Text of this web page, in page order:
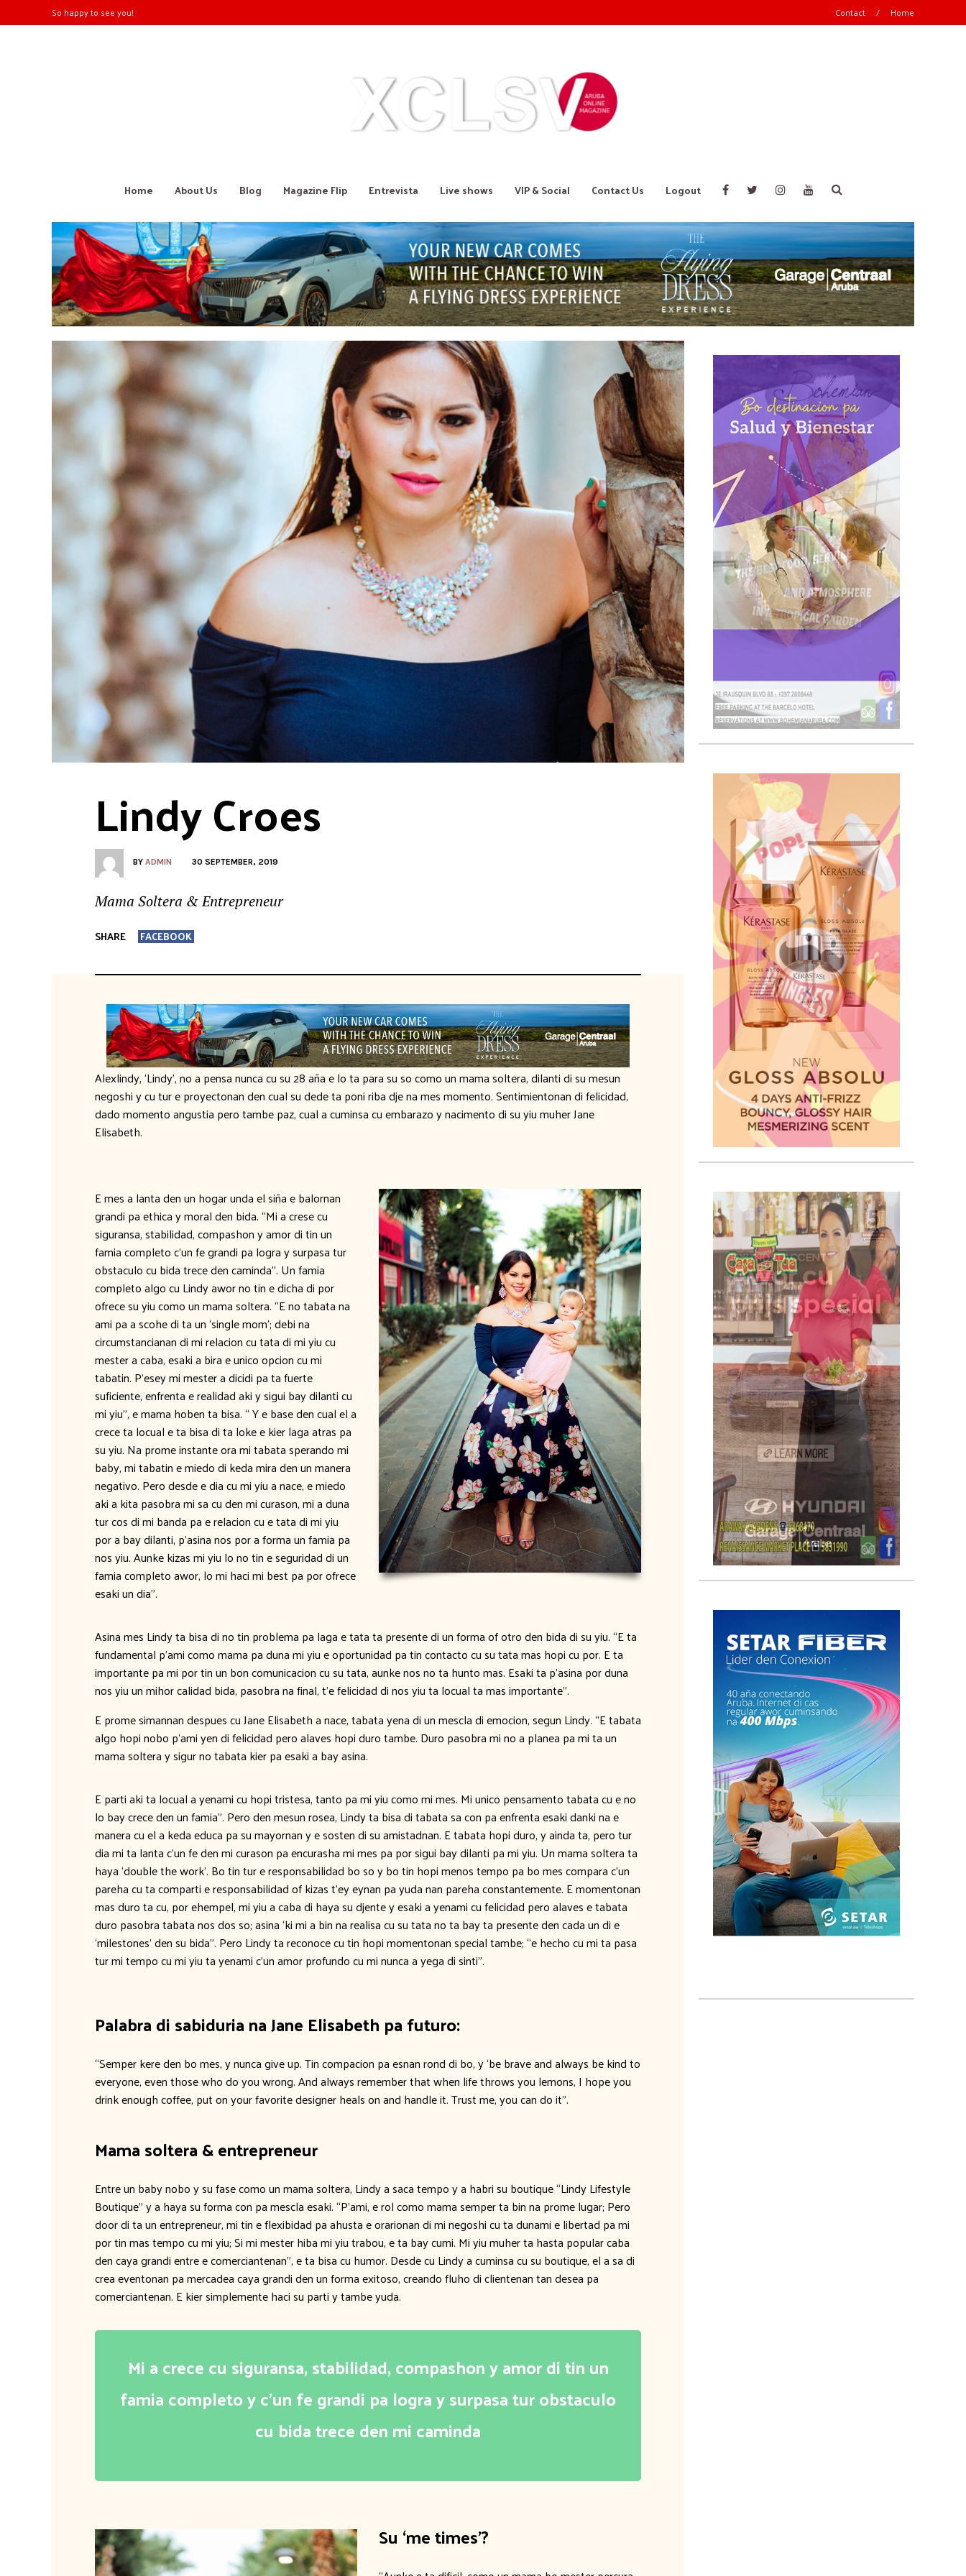
So happy to see you! Contact / Home
Home About Us Blog Magazine Flip Entrevista Live shows VIP & Social Contact Us Logout
Lindy Croes
BY ADMIN 30 SEPTEMBER, 2019
Mama Soltera & Entrepreneur
SHARE FACEBOOK
Alexlindy, ‘Lindy’, no a pensa nunca cu su 28 aña e lo ta para su so como un mama soltera, dilanti di su mesun
negoshi y cu tur e proyectonan den cual su dede ta poni riba dje na mes momento. Sentimientonan di felicidad,
dado momento angustia pero tambe paz, cual a cuminsa cu embarazo y nacimento di su yiu muher Jane
Elisabeth.
E mes a lanta den un hogar unda el siña e balornan
grandi pa ethica y moral den bida. “Mi a crese cu
siguransa, stabilidad, compashon y amor di tin un
famia completo c’un fe grandi pa logra y surpasa tur
obstaculo cu bida trece den caminda”. Un famia
completo algo cu Lindy awor no tin e dicha di por
ofrece su yiu como un mama soltera. “E no tabata na
ami pa a scohe di ta un ‘single mom’; debi na
circumstancianan di mi relacion cu tata di mi yiu cu
mester a caba, esaki a bira e unico opcion cu mi
tabatin. P’esey mi mester a dicidi pa ta fuerte
suficiente, enfrenta e realidad aki y sigui bay dilanti cu
mi yiu”, e mama hoben ta bisa. “ Y e base den cual el a
crece ta locual e ta bisa di ta loke e kier laga atras pa
su yiu. Na prome instante ora mi tabata sperando mi
baby, mi tabatin e miedo di keda mira den un manera
negativo. Pero desde e dia cu mi yiu a nace, e miedo
aki a kita pasobra mi sa cu den mi curason, mi a duna
tur cos di mi banda pa e relacion cu e tata di mi yiu
por a bay dilanti, p’asina nos por a forma un famia pa
nos yiu. Aunke kizas mi yiu lo no tin e seguridad di un
famia completo awor, lo mi haci mi best pa por ofrece
esaki un dia”.
Asina mes Lindy ta bisa di no tin problema pa laga e tata ta presente di un forma of otro den bida di su yiu. “E ta
fundamental p’ami como mama pa duna mi yiu e oportunidad pa tin contacto cu su tata mas hopi cu por. E ta
importante pa mi por tin un bon comunicacion cu su tata, aunke nos no ta hunto mas. Esaki ta p’asina por duna
nos yiu un mihor calidad bida, pasobra na final, t’e felicidad di nos yiu ta locual ta mas importante”.
E prome simannan despues cu Jane Elisabeth a nace, tabata yena di un mescla di emocion, segun Lindy. “E tabata
algo hopi nobo p’ami yen di felicidad pero alaves hopi duro tambe. Duro pasobra mi no a planea pa mi ta un
mama soltera y sigur no tabata kier pa esaki a bay asina.
E parti aki ta locual a yenami cu hopi tristesa, tanto pa mi yiu como mi mes. Mi unico pensamento tabata cu e no
lo bay crece den un famia”. Pero den mesun rosea, Lindy ta bisa di tabata sa con pa enfrenta esaki danki na e
manera cu el a keda educa pa su mayornan y e sosten di su amistadnan. E tabata hopi duro, y ainda ta, pero tur
dia mi ta lanta c’un fe den mi curason pa encurasha mi mes pa por sigui bay dilanti pa mi yiu. Un mama soltera ta
haya ‘double the work’. Bo tin tur e responsabilidad bo so y bo tin hopi menos tempo pa bo mes compara c’un
pareha cu ta comparti e responsabilidad of kizas t’ey eynan pa yuda nan pareha constantemente. E momentonan
mas duro ta cu, por ehempel, mi yiu a caba di haya su djente y esaki a yenami cu felicidad pero alaves e tabata
duro pasobra tabata nos dos so; asina ‘ki mi a bin na realisa cu su tata no ta bay ta presente den cada un di e
‘milestones’ den su bida”. Pero Lindy ta reconoce cu tin hopi momentonan special tambe; “e hecho cu mi ta pasa
tur mi tempo cu mi yiu ta yenami c’un amor profundo cu mi nunca a yega di sinti”.
Palabra di sabiduria na Jane Elisabeth pa futuro:
“Semper kere den bo mes, y nunca give up. Tin compacion pa esnan rond di bo, y ‘be brave and always be kind to
everyone, even those who do you wrong. And always remember that when life throws you lemons, I hope you
drink enough coffee, put on your favorite designer heals on and handle it. Trust me, you can do it”.
Mama soltera & entrepreneur
Entre un baby nobo y su fase como un mama soltera, Lindy a saca tempo y a habri su boutique “Lindy Lifestyle
Boutique” y a haya su forma con pa mescla esaki. “P’ami, e rol como mama semper ta bin na prome lugar; Pero
door di ta un entrepreneur, mi tin e flexibidad pa ahusta e orarionan di mi negoshi cu ta dunami e libertad pa mi
por tin mas tempo cu mi yiu; Si mi mester hiba mi yiu trabou, e ta bay cumi. Mi yiu muher ta hasta popular caba
den caya grandi entre e comerciantenan”, e ta bisa cu humor. Desde cu Lindy a cuminsa cu su boutique, el a sa di
crea eventonan pa mercadea caya grandi den un forma exitoso, creando fluho di clientenan tan desea pa
comerciantenan. E kier simplemente haci su parti y tambe yuda.
Mi a crece cu siguransa, stabilidad, compashon y amor di tin un
famia completo y c’un fe grandi pa logra y surpasa tur obstaculo
cu bida trece den mi caminda
Su ‘me times’?